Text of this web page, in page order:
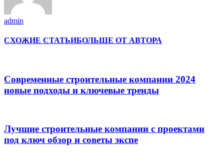
admin
СХОЖИЕ СТАТЬИБОЛЬШЕ ОТ АВТОРА
Современные строительные компании 2024
новые подходы и ключевые тренды
Лучшие строительные компании с проектами
под ключ обзор и советы экспе